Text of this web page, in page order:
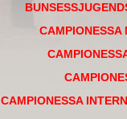
CAMPIONESSA
CAMPIONESSA